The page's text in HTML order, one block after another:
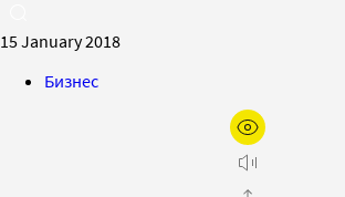
15 January 2018
Бизнес